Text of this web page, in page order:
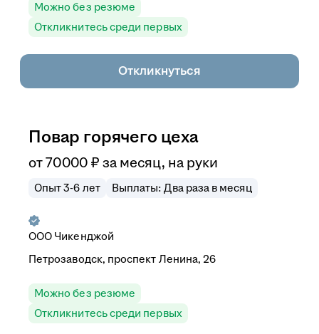
Можно без резюме
Откликнитесь среди первых
Откликнуться
Повар горячего цеха
от70 000 ₽ за месяц, на руки
Опыт 3-6 лет Выплаты: Два раза в месяц
ООО Чикенджой
Петрозаводск, проспект Ленина, 26
Можно без резюме
Откликнитесь среди первых